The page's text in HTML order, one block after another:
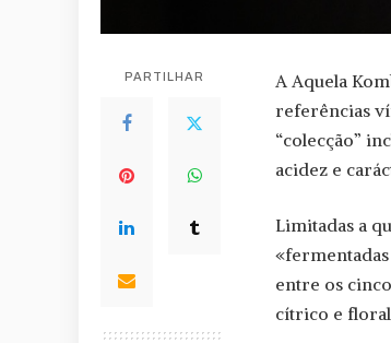
PARTILHAR
A Aquela
referências
“colecção”
acidez e
Limitadas a
entre os
cítrico e